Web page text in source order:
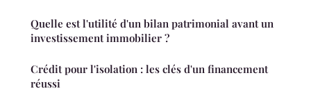
Quelle est l'utilité d'un bilan patrimonial avant un
investissement immobilier ?
Crédit pour l'isolation : les clés d'un financement
réussi